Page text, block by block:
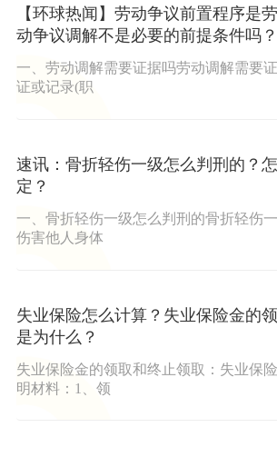
【环球热闻】劳动争议前置程序是
动争议调解不是必要的前提条件吗？
一、劳动调解需要证据吗劳动调解需要
证或记录(职
速讯：骨折轻伤一级怎么判刑的？
定？
一、骨折轻伤一级怎么判刑的骨折轻伤
伤害他人身体
失业保险怎么计算？失业保险金的
是为什么？
失业保险金的领取和终止领取：失业保
明材料：1、领